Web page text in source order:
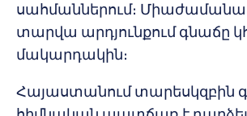
սահմաններում։
տարվա արդյունքում գնաճը
մակարդակին։
Հայաստանում տարեսկզբին